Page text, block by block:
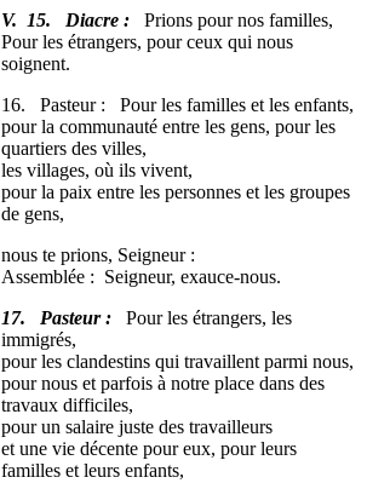
V. 15. Diacre : Prions pour nos familles,
Pour les étrangers, pour ceux qui nous
soignent.
16. Pasteur : Pour les familles et les enfants,
pour la communauté entre les gens, pour les
quartiers des villes,
les villages, où ils vivent,
pour la paix entre les personnes et les groupes
de gens,
nous te prions, Seigneur :
Assemblée : Seigneur, exauce-nous.
17. Pasteur : Pour les étrangers, les
immigrés,
pour les clandestins qui travaillent parmi nous,
pour nous et parfois à notre place dans des
travaux difficiles,
pour un salaire juste des travailleurs
et une vie décente pour eux, pour leurs
familles et leurs enfants,